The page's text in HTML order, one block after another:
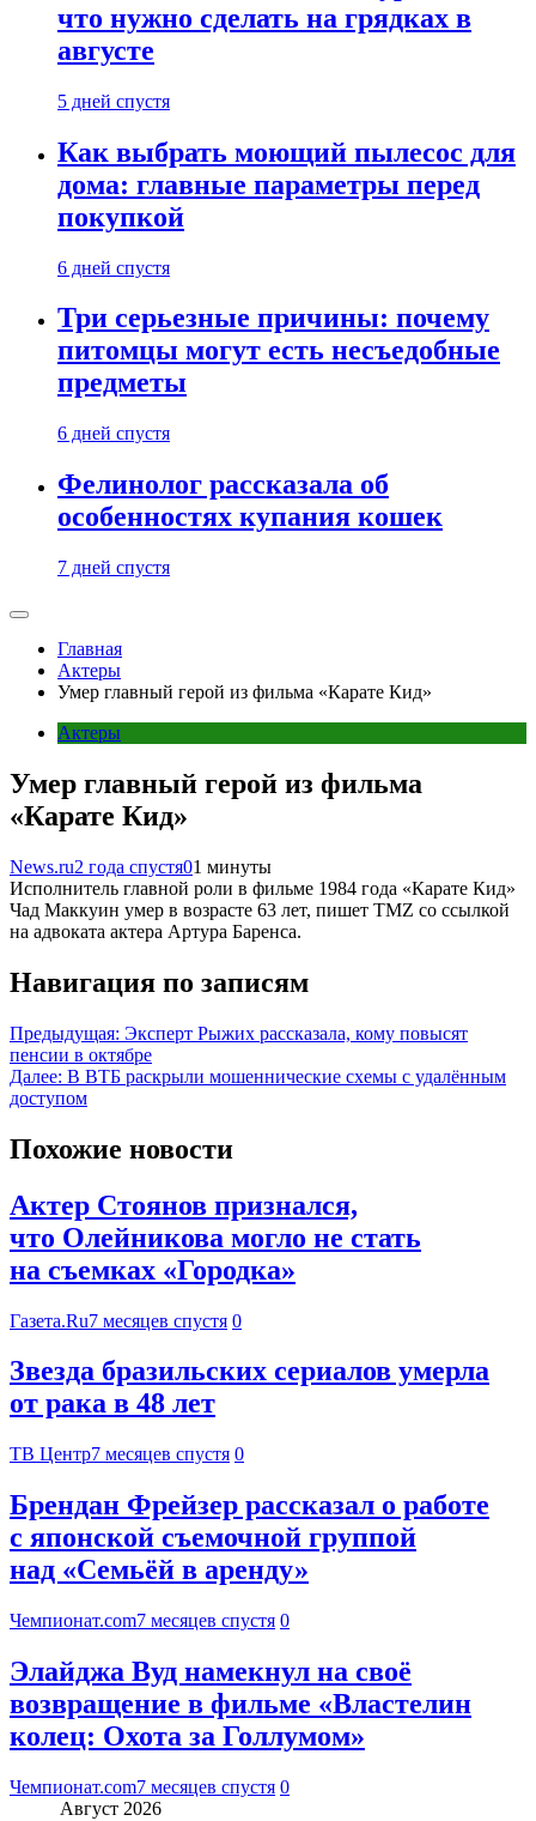
что нужно сделать на грядках в
августе
5 дней спустя
Как выбрать моющий пылесос для
дома: главные параметры перед
покупкой
6 дней спустя
Три серьезные причины: почему
питомцы могут есть несъедобные
предметы
6 дней спустя
Фелинолог рассказала об
особенностях купания кошек
7 дней спустя
Главная
Актеры
Умер главный герой из фильма «Карате Кид»
Актеры
Умер главный герой из фильма
«Карате Кид»
News.ru2 года спустя01 минуты
Исполнитель главной роли в фильме 1984 года «Карате Кид»
Чад Маккуин умер в возрасте 63 лет, пишет TMZ со ссылкой
на адвоката актера Артура Баренса.
Навигация по записям
Предыдущая: Эксперт Рыжих рассказала, кому повысят
пенсии в октябре
Далее: В ВТБ раскрыли мошеннические схемы с удалённым
доступом
Похожие новости
Актер Стоянов признался,
что Олейникова могло не стать
на съемках «Городка»
Газета.Ru7 месяцев спустя 0
Звезда бразильских сериалов умерла
от рака в 48 лет
ТВ Центр7 месяцев спустя 0
Брендан Фрейзер рассказал о работе
с японской съемочной группой
над «Семьёй в аренду»
Чемпионат.com7 месяцев спустя 0
Элайджа Вуд намекнул на своё
возвращение в фильме «Властелин
колец: Охота за Голлумом»
Чемпионат.com7 месяцев спустя 0
Август 2026